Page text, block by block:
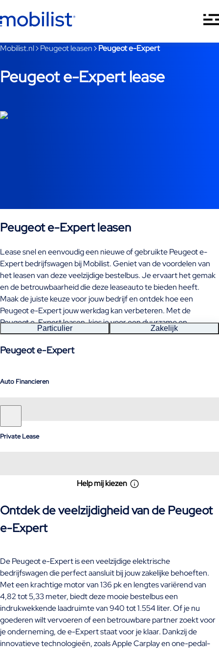
Je bent nu voorbij het hoofdmenu
Mobilist.nl Peugeot leasen Peugeot e-Expert
Peugeot e-Expert lease
Peugeot e-Expert leasen
Lease snel en eenvoudig een nieuwe of gebruikte Peugeot e-
Expert bedrijfswagen bij Mobilist. Geniet van de voordelen van
het leasen van deze veelzijdige bestelbus. Je ervaart het gemak
en de betrouwbaarheid die deze leaseauto te bieden heeft.
Maak de juiste keuze voor jouw bedrijf en ontdek hoe een
Peugeot e-Expert jouw werkdag kan verbeteren. Met de
Peugeot e-Expert leasen, kies je voor een duurzame en
efficiënte oplossing voor jouw transportbehoeften.
Particulier Zakelijk
Peugeot e-Expert
Auto Financieren
Private Lease
Help mij kiezen
Ontdek de veelzijdigheid van de Peugeot
e-Expert
De Peugeot e-Expert is een veelzijdige elektrische
bedrijfswagen die perfect aansluit bij jouw zakelijke behoeften.
Met een krachtige motor van 136 pk en lengtes variërend van
4,82 tot 5,33 meter, biedt deze mooie bestelbus een
indrukwekkende laadruimte van 940 tot 1.554 liter. Of je nu
goederen wilt vervoeren of een betrouwbare partner zoekt voor
je onderneming, de e-Expert staat voor je klaar. Dankzij de
innovatieve technologieën, zoals Apple Carplay en one-pedal-